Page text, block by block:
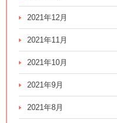
2021年12月
2021年11月
2021年10月
2021年9月
2021年8月